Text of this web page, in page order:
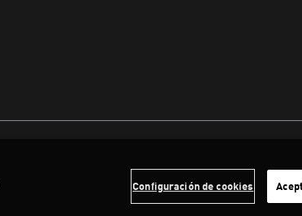
Configuración de cookies